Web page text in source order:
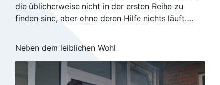
die üblicherweise nicht in der ersten Reihe zu
finden sind, aber ohne deren Hilfe nichts läuft….
Neben dem leiblichen Wohl